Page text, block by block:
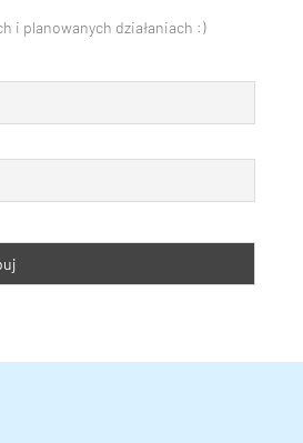
i planowanych działaniach :)